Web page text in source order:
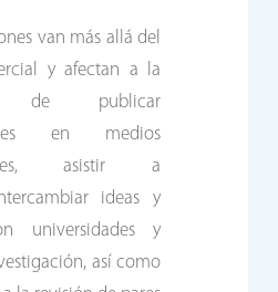
van más allá del
y afectan a la
de publicar
en medios
asistir a
ideas y
universidades y
así como